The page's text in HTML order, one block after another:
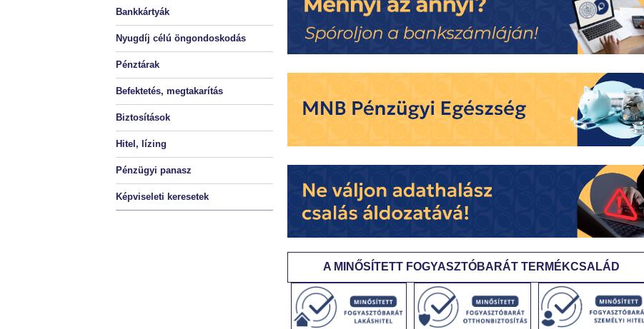
Bankkártyák
Nyugdíj célú öngondoskodás
Pénztárak
Befektetés, megtakarítás
Biztosítások
Hitel, lízing
Pénzügyi panasz
Képviseleti keresetek
A MINŐSÍTETT FOGYASZTÓBARÁT TERMÉKCSALÁD